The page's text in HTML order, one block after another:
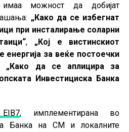
имаа можност да добијат
„Како да се избегнат
при инсталирање соларни
, „Кој е вистинскиот
енергија за веќе постоечки
„Како да се аплицира за
Инвестициска Банка
, имплементирана во
Банка на СМ и локалните